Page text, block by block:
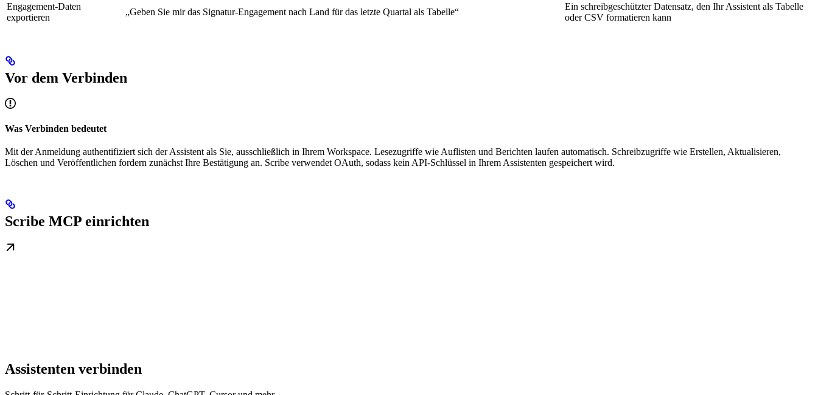
Engagement-Daten
exportieren
„Geben Sie mir das Signatur-Engagement nach Land für das letzte Quartal als Tabelle“
Ein schreibgeschützter Datensatz, den Ihr Assistent als Tabelle
oder CSV formatieren kann
Vor dem Verbinden
Was Verbinden bedeutet
Mit der Anmeldung authentifiziert sich der Assistent als Sie, ausschließlich in Ihrem Workspace. Lesezugriffe wie Auflisten und Berichten laufen automatisch. Schreibzugriffe wie Erstellen, Aktualisieren,
Löschen und Veröffentlichen fordern zunächst Ihre Bestätigung an. Scribe verwendet OAuth, sodass kein API-Schlüssel in Ihrem Assistenten gespeichert wird.
Scribe MCP einrichten
Assistenten verbinden